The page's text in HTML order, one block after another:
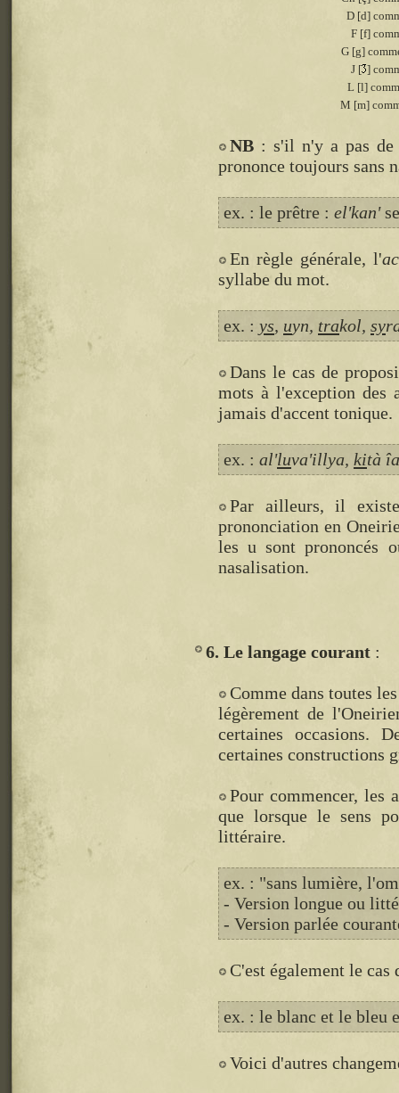
D [d]
F [f]
G [g]
J [ ]
L [l]
M [m]
NB : s'il n'y a pas
prononce toujours sans
ex. : le prêtre : el'kan'
En règle générale, l'
syllabe du mot.
ex. : ys, uyn, trakol, sy
Dans le cas de
mots à l'exception des
jamais d'accent tonique.
ex. : al'luva'illya, kità
Par ailleurs, il
prononciation en
les u sont prononcés
nasalisation.
6. Le langage courant
Comme dans toutes
légèrement de
certaines occasions.
certaines constructions
Pour commencer, les
que lorsque le sens
littéraire.
ex. : "sans lumière,
- Version longue ou
- Version parlée
C'est également le cas
ex. : le blanc et le bleu
Voici d'autres